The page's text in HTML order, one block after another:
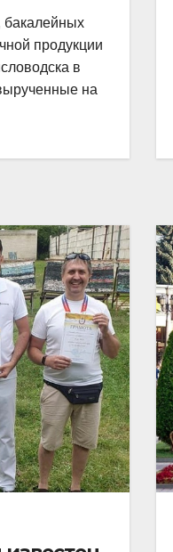
продукции
в
на